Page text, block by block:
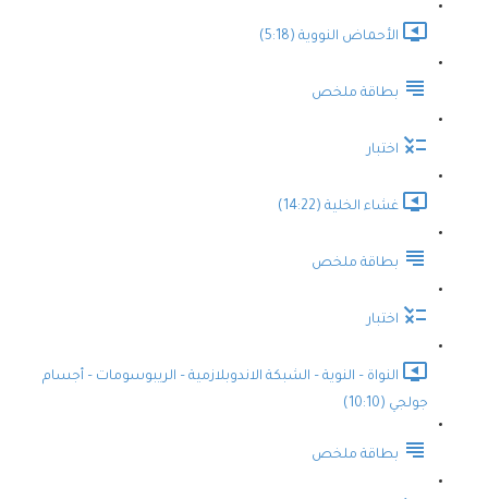
الأحماض النووية (5:18)
بطاقة ملخص
اختبار
غشاء الخلية (14:22)
بطاقة ملخص
اختبار
النواة – النوية – الشبكة الاندوبلازمية – الريبوسومات – أجسام
جولجي (10:10)
بطاقة ملخص